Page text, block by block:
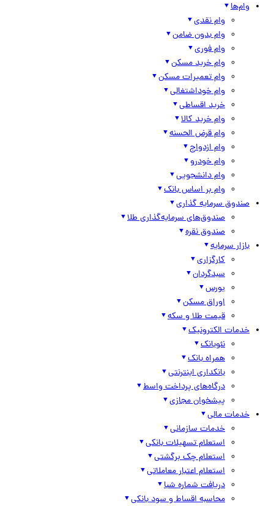
وام‌ها
وام نقدی
وام بدون ضامن
وام فوری
وام خرید مسکن
وام تعمیرات مسکن
وام خوداشتغالی
خرید اقساطی
وام خرید کالا
وام قرض الحسنه
وام ازدواج
وام خودرو
وام دانشجویی
وام بر اساس بانک
صندوق سرمایه گذاری
صندوق‌های سرمایه‌گذاری طلا
صندوق نقره
بازار سرمایه
کارگزاری
سبدگردان
بورس
اوراق مسکن
قیمت طلا و سکه
خدمات الکترونیک
نئوبانک
همراه بانک
بانکداری اینترنتی
درگاه‌های پرداخت واسط
پیشخوان مجازی
خدمات مالی
خدمات سازمانی
استعلام تسهیلات بانکی
استعلام چک برگشتی
استعلام اعتبار معاملاتی
دریافت شماره شبا
محاسبه اقساط و سود بانکی